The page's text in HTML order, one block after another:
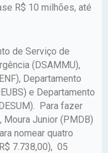
R$ 10 milhões, até
de Serviço de
(DSAMMU),
Departamento
e Departamento
Para fazer
Junior (PMDB)
nomear quatro
7.738,00), 05